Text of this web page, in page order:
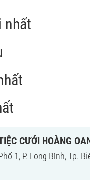
nhất
CƯỚI HOÀNG
1, P. Long Bình, Tp.